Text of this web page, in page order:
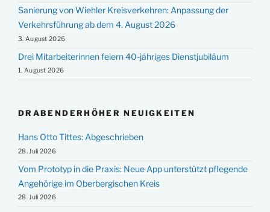
Sanierung von Wiehler Kreisverkehren: Anpassung der
Verkehrsführung ab dem 4. August 2026
3. August 2026
Drei Mitarbeiterinnen feiern 40-jähriges Dienstjubiläum
1. August 2026
DRABENDERHÖHER NEUIGKEITEN
Hans Otto Tittes: Abgeschrieben
28. Juli 2026
Vom Prototyp in die Praxis: Neue App unterstützt pflegende
Angehörige im Oberbergischen Kreis
28. Juli 2026